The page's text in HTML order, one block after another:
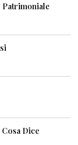
Patrimoniale
Dice